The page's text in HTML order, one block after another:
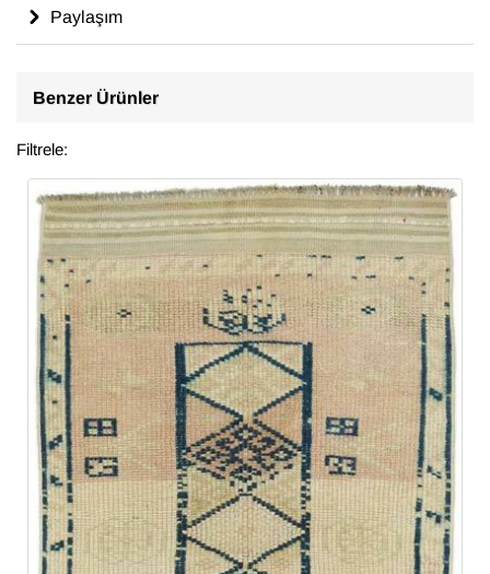
Paylaşım
Benzer Ürünler
Filtrele: